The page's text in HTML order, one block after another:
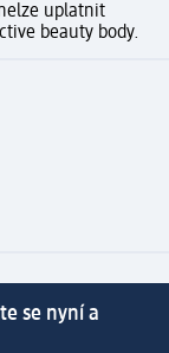
uplatnit
beauty body.
se nyní a